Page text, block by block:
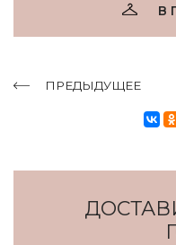
В
ПРЕДЫДУЩЕЕ